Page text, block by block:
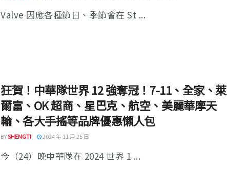
Valve 因應各種節日、季節會在 St ...
狂賀！中華隊世界 12 強奪冠！7-11、全家、萊
爾富、OK 超商、星巴克、航空、美麗華摩天
輪、各大手搖等品牌優惠懶人包
BYSHENGTI 2024 年 11 月 25 日
今（24）晚中華隊在 2024 世界 1 ...